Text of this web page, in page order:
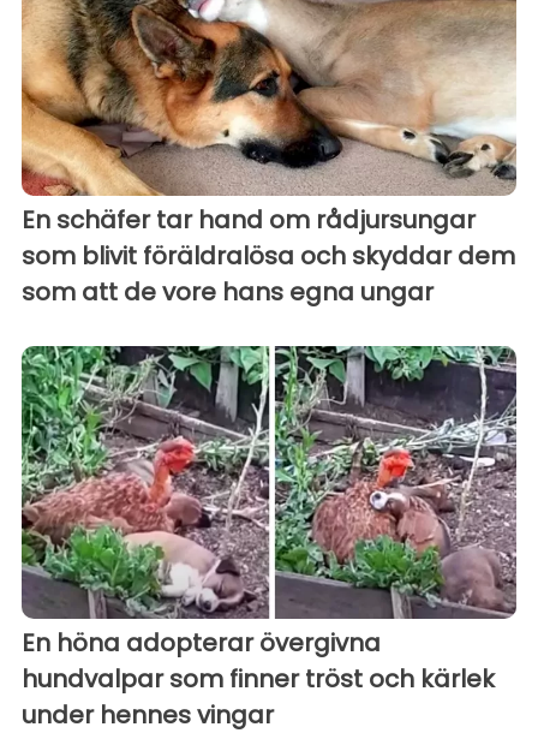
En schäfer tar hand om rådjursungar
som blivit föräldralösa och skyddar dem
som att de vore hans egna ungar
En höna adopterar övergivna
hundvalpar som finner tröst och kärlek
under hennes vingar